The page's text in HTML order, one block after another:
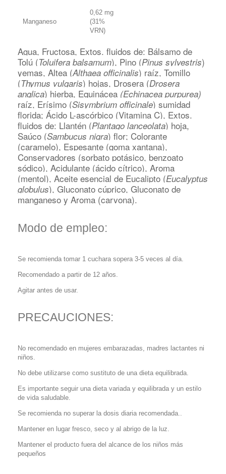
Manganeso
0,62 mg
(31%
VRN)
Agua, Fructosa, Extos. fluidos de: Bálsamo de
Tolú (Toluifera balsamum), Pino (Pinus sylvestris)
yemas, Altea (Althaea officinalis) raíz, Tomillo
(Thymus vulgaris) hojas, Drosera (Drosera
anglica) hierba, Equinácea (Echinacea purpurea)
raíz, Erísimo (Sisymbrium officinale) sumidad
florida; Ácido L-ascórbico (Vitamina C), Extos.
fluidos de: Llantén (Plantago lanceolata) hoja,
Saúco (Sambucus nigra) flor; Colorante
(caramelo), Espesante (goma xantana),
Conservadores (sorbato potásico, benzoato
sódico), Acidulante (ácido cítrico), Aroma
(mentol), Aceite esencial de Eucalipto (Eucalyptus
globulus), Gluconato cúprico, Gluconato de
manganeso y Aroma (carvona).
Modo de empleo:
Se recomienda tomar 1 cuchara sopera 3-5 veces al día.
Recomendado a partir de 12 años.
Agitar antes de usar.
PRECAUCIONES:
No recomendado en mujeres embarazadas, madres lactantes ni
niños.
No debe utilizarse como sustituto de una dieta equilibrada.
Es importante seguir una dieta variada y equilibrada y un estilo
de vida saludable.
Se recomienda no superar la dosis diaria recomendada..
Mantener en lugar fresco, seco y al abrigo de la luz.
Mantener el producto fuera del alcance de los niños más
pequeños